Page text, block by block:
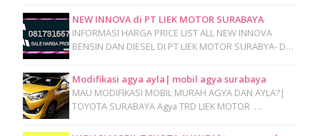
NEW INNOVA di PT LIEK MOTOR SURABAYA
INFORMASI HARGA PRICE LIST ALL NEW INNOVA
BENSIN DAN DIESEL DI PT LIEK MOTOR SURABYA- D…
Modifikasi agya ayla| mobil agya surabaya
MAU MODIFIKASI MOBIL MURAH AGYA DAN AYLA?|
TOYOTA SURABAYA Agya TRD LIEK MOTOR …